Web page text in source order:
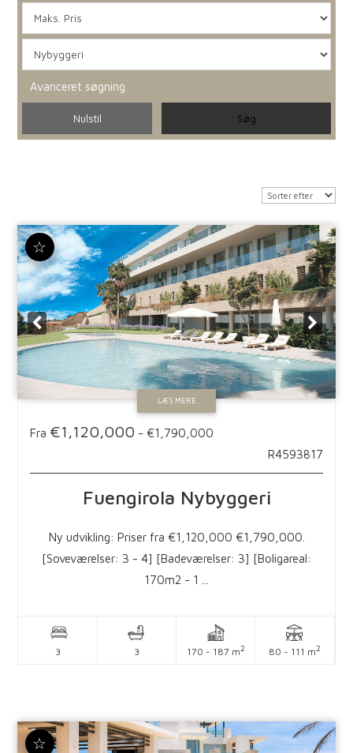
Avanceret søgning
☆
LÆS MERE
Fra €1,120,000 - €1,790,000
R4593817
Fuengirola Nybyggeri
Ny udvikling: Priser fra €1,120,000 €1,790,000.
[Soveværelser: 3 - 4] [Badeværelser: 3] [Boligareal:
170m2 - 1 ...
3 3 170 - 187 m2 80 - 111 m2
☆